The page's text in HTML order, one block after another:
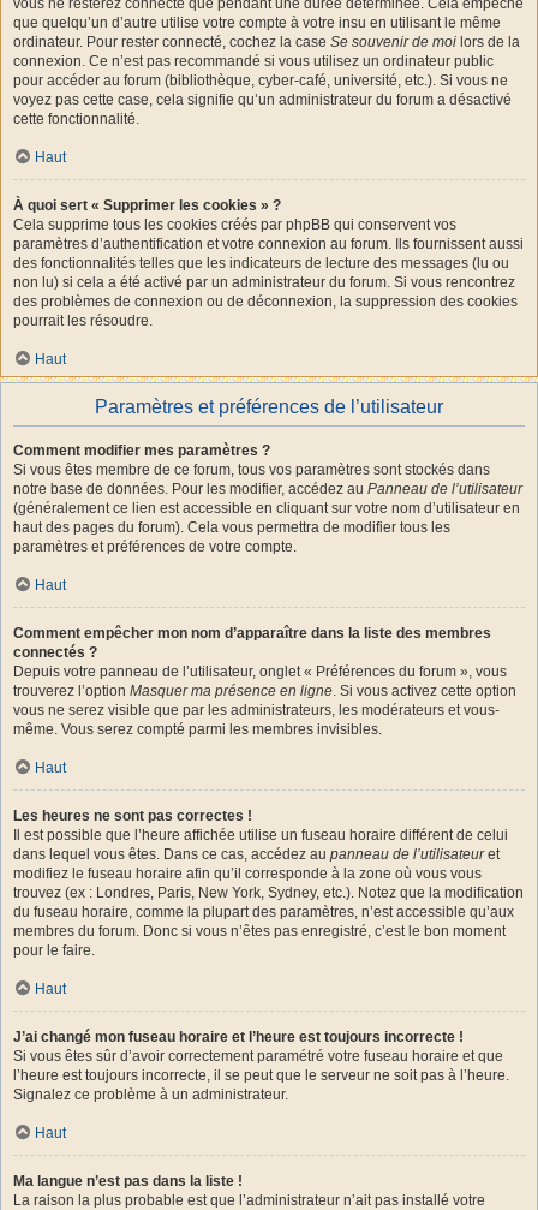
vous ne resterez connecté que pendant une durée déterminée. Cela empêche
que quelqu’un d’autre utilise votre compte à votre insu en utilisant le même
ordinateur. Pour rester connecté, cochez la case Se souvenir de moi lors de la
connexion. Ce n’est pas recommandé si vous utilisez un ordinateur public
pour accéder au forum (bibliothèque, cyber-café, université, etc.). Si vous ne
voyez pas cette case, cela signifie qu’un administrateur du forum a désactivé
cette fonctionnalité.
Haut
À quoi sert « Supprimer les cookies » ?
Cela supprime tous les cookies créés par phpBB qui conservent vos
paramètres d’authentification et votre connexion au forum. Ils fournissent aussi
des fonctionnalités telles que les indicateurs de lecture des messages (lu ou
non lu) si cela a été activé par un administrateur du forum. Si vous rencontrez
des problèmes de connexion ou de déconnexion, la suppression des cookies
pourrait les résoudre.
Haut
Paramètres et préférences de l’utilisateur
Comment modifier mes paramètres ?
Si vous êtes membre de ce forum, tous vos paramètres sont stockés dans
notre base de données. Pour les modifier, accédez au Panneau de l’utilisateur
(généralement ce lien est accessible en cliquant sur votre nom d’utilisateur en
haut des pages du forum). Cela vous permettra de modifier tous les
paramètres et préférences de votre compte.
Haut
Comment empêcher mon nom d’apparaître dans la liste des membres
connectés ?
Depuis votre panneau de l’utilisateur, onglet « Préférences du forum », vous
trouverez l’option Masquer ma présence en ligne. Si vous activez cette option
vous ne serez visible que par les administrateurs, les modérateurs et vous-
même. Vous serez compté parmi les membres invisibles.
Haut
Les heures ne sont pas correctes !
Il est possible que l’heure affichée utilise un fuseau horaire différent de celui
dans lequel vous êtes. Dans ce cas, accédez au panneau de l’utilisateuret
modifiez le fuseau horaire afin qu’il corresponde à la zone où vous vous
trouvez (ex : Londres, Paris, New York, Sydney, etc.). Notez que la modification
du fuseau horaire, comme la plupart des paramètres, n’est accessible qu’aux
membres du forum. Donc si vous n’êtes pas enregistré, c’est le bon moment
pour le faire.
Haut
J’ai changé mon fuseau horaire et l’heure est toujours incorrecte !
Si vous êtes sûr d’avoir correctement paramétré votre fuseau horaire et que
l’heure est toujours incorrecte, il se peut que le serveur ne soit pas à l’heure.
Signalez ce problème à un administrateur.
Haut
Ma langue n’est pas dans la liste !
La raison la plus probable est que l’administrateur n’ait pas installé votre